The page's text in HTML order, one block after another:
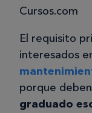
Cursos.com
El requisito
interesados
porque
graduado